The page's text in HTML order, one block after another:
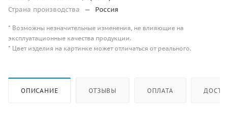
Страна производства
— Россия
* Возможны незначительные изменения, не влияющие на
эксплуатационные качества продукции.
* Цвет изделия на картинке может отличаться от реального.
ОПИСАНИЕ ОТЗЫВЫ ОПЛАТА